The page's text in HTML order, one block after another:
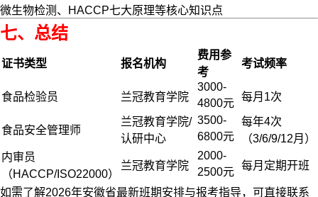
微生物检测、HACCP七大原理等核心知识点
七、总结
证书类型 报名机构
费用参
考
考试频率
食品检验员 兰冠教育学院
3000-
4800元
每月1次
食品安全管理师
兰冠教育学院/
认研中心
3500-
6800元
每年4次
（3/6/9/12月）
内审员
（HACCP/ISO22000）
兰冠教育学院
2000-
2500元
每月定期开班
如需了解2026年安徽省最新班期安排与报考指导，可直接联系